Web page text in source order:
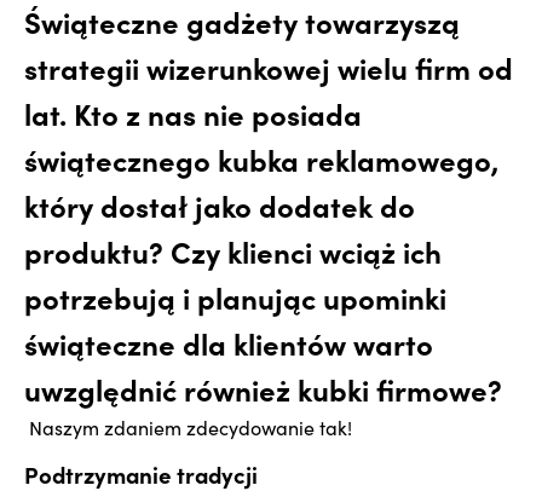
Świąteczne gadżety towarzyszą
strategii wizerunkowej wielu firm od
lat. Kto z nas nie posiada
świątecznego kubka reklamowego,
który dostał jako dodatek do
produktu? Czy klienci wciąż ich
potrzebują i planując upominki
świąteczne dla klientów warto
uwzględnić również kubki firmowe?
Naszym zdaniem zdecydowanie tak!
Podtrzymanie tradycji